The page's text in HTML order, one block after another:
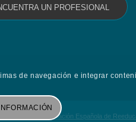
UN PROFESIONAL
Contacta con la Asociación Española de
de navegación e integrar